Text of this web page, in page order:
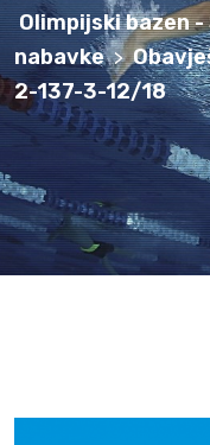
Olimpijski bazen
nabavke >
2-137-3-12/18